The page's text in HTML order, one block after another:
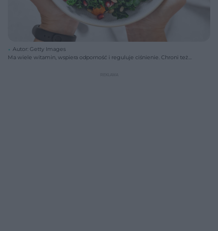
Autor: Getty Images
Ma wiele witamin, wspiera odporność i reguluje ciśnienie. Chroni też